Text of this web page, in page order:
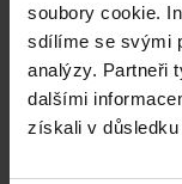
soubory cookie.
sdílíme se svými
analýzy. Partneři
dalšími
získali v